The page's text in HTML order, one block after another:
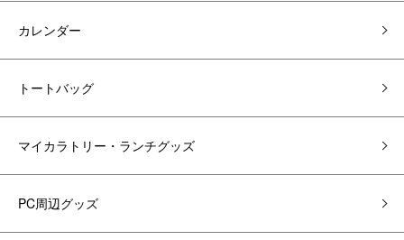
カレンダー
トートバッグ
マイカラトリー・ランチグッズ
PC周辺グッズ